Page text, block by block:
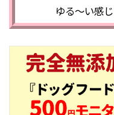
ゆる～い感